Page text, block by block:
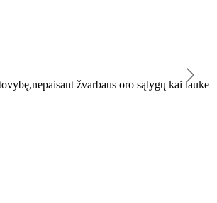
žvarbaus oro sąlygų kai lauke